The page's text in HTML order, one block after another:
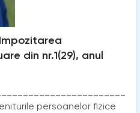
din nr.1(29), anul
persoanelor fizice